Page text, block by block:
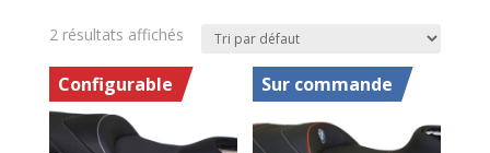
2 résultats affichés
Configurable Sur commande